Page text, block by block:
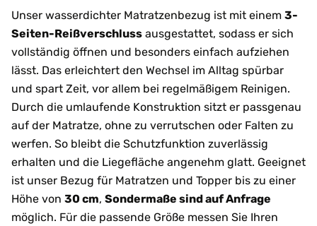
Unser wasserdichter Matratzenbezug ist mit einem 3-
Seiten-Reißverschluss ausgestattet, sodass er sich
vollständig öffnen und besonders einfach aufziehen
lässt. Das erleichtert den Wechsel im Alltag spürbar
und spart Zeit, vor allem bei regelmäßigem Reinigen.
Durch die umlaufende Konstruktion sitzt er passgenau
auf der Matratze, ohne zu verrutschen oder Falten zu
werfen. So bleibt die Schutzfunktion zuverlässig
erhalten und die Liegefläche angenehm glatt. Geeignet
ist unser Bezug für Matratzen und Topper bis zu einer
Höhe von 30 cm, Sondermaße sind auf Anfrage
möglich. Für die passende Größe messen Sie Ihren